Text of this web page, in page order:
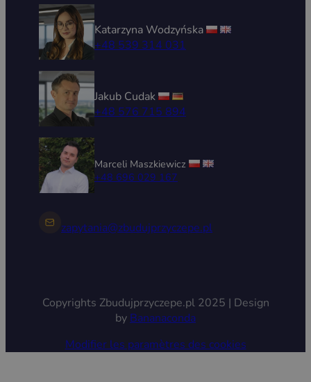
Katarzyna Wodzyńska
+48 539 314 031
Jakub Cudak
+48 576 715 894
Marceli Maszkiewicz
+48 696 029 167
zapytania@zbudujprzyczepe.pl
Copyrights Zbudujprzyczepe.pl 2025 | Design
by Bananaconda
Modifier les paramètres des cookies